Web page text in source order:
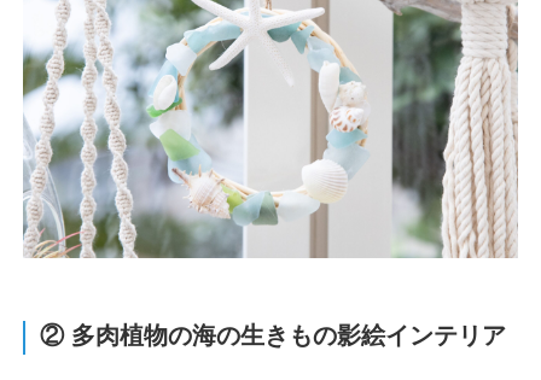
② 多肉植物の海の生きもの影絵インテリア